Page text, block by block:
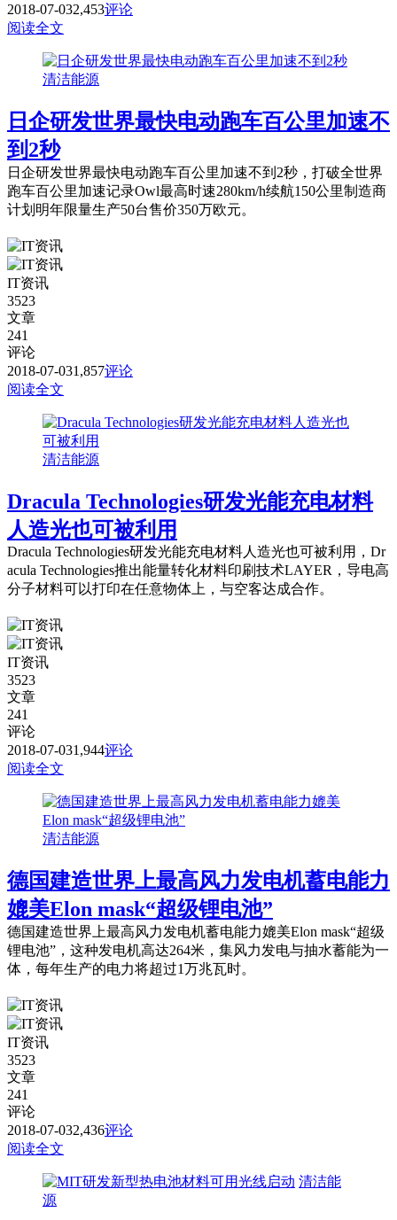
2018-07-032,453评论
阅读全文
清洁能源
日企研发世界最快电动跑车百公里加速不
到2秒
日企研发世界最快电动跑车百公里加速不到2秒，打破全世界
跑车百公里加速记录Owl最高时速280km/h续航150公里制造商
计划明年限量生产50台售价350万欧元。
IT资讯
3523
文章
241
评论
2018-07-031,857评论
阅读全文
清洁能源
Dracula Technologies研发光能充电材料
人造光也可被利用
Dracula Technologies研发光能充电材料人造光也可被利用，Dr
acula Technologies推出能量转化材料印刷技术LAYER，导电高
分子材料可以打印在任意物体上，与空客达成合作。
IT资讯
3523
文章
241
评论
2018-07-031,944评论
阅读全文
清洁能源
德国建造世界上最高风力发电机蓄电能力
媲美Elon mask“超级锂电池”
德国建造世界上最高风力发电机蓄电能力媲美Elon mask“超级
锂电池”，这种发电机高达264米，集风力发电与抽水蓄能为一
体，每年生产的电力将超过1万兆瓦时。
IT资讯
3523
文章
241
评论
2018-07-032,436评论
阅读全文
清洁能
源